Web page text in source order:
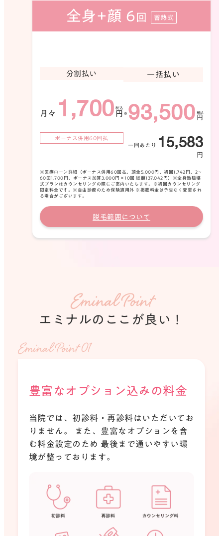
全身+顔 6 回 蓄熱式
分割払い
月々 1,700 円
ボーナス併用60回払
一括払い
93,500 円
一回あたり 15,583
円
※医療ローン詳細（ボーナス併用60回払、頭金5,000円、初回1,742円、2〜
60回1,700円、ボーナス加算3,000円×10回 総額137,042円）※全身熱破壊
式プランはカウンセリングの際にご案内いたします。※初回カウンセリング
限定料金です。※自由診療のため保険適用外 ※掲載料金は予告なく変更され
る場合がございます。
脱毛範囲について
Eminal Point
エミナルのここが良い！
Eminal Point 0
豊富なオプション込みの料金
当院では、初診料・再診料はいただいてお
りません。
また、豊富なオプションを含
む料金設定のため 最後まで通いやすい環
境が整っております。